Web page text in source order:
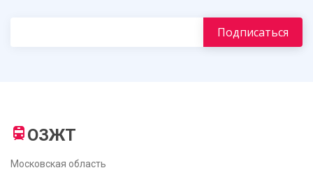
ОЗЖТ
Московская область